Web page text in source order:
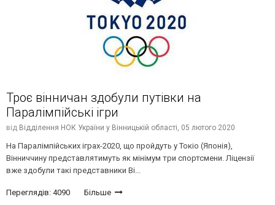
Троє вінничан здобули путівки на
Паралімпійські ігри
від Відділення НОК України у Вінницькій області, 05 лютого 2020
На Паралімпійських іграх-2020, що пройдуть у Токіо (Японія),
Вінниччину представлятимуть як мінімум три спортсмени. Ліцензії
вже здобули такі представники Ві...
Переглядів: 4090 Більше